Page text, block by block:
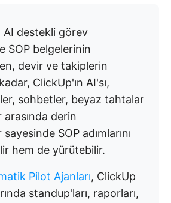
AI destekli görev
SOP belgelerinin
devir ve takiplerin
ClickUp'ın AI'sı,
sohbetler, beyaz tahtalar
arasında derin
SOP adımlarını
hem de yürütebilir.
Pilot Ajanları, ClickUp
standup'ları, raporları,